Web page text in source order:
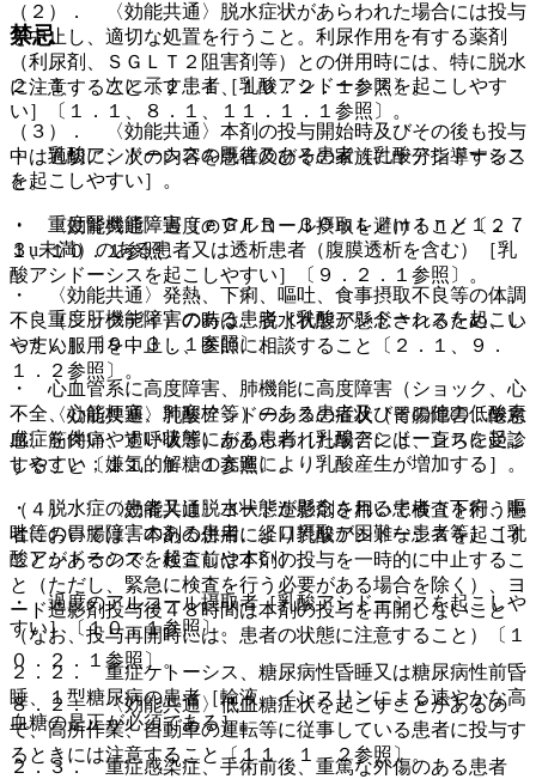
（２）． 〈効能共通〉脱水症状があらわれた場合には投与
を中止し、適切な処置を行うこと。利尿作用を有する薬剤
（利尿剤、ＳＧＬＴ２阻害剤等）との併用時には、特に脱水
に注意すること〔２．１、１０．２．１参照〕。
（３）． 〈効能共通〉本剤の投与開始時及びその後も投与
中は適切に、次の内容を患者及びその家族に十分指導するこ
と。
・ 〈効能共通〉過度のアルコール摂取を避けること〔２．
１、１０．１参照〕。
・ 〈効能共通〉発熱、下痢、嘔吐、食事摂取不良等の体調
不良（シックデイ）の時は、脱水状態が懸念されるため、い
ったん服用を中止し、医師に相談すること〔２．１、９．
１．２参照〕。
・ 〈効能共通〉乳酸アシドーシスの症状（胃腸障害、倦怠
感、筋肉痛、過呼吸等）があらわれた場合には、直ちに受診
すること〔１１．１．１参照〕。
（４）． 〈効能共通〉ヨード造影剤を用いて検査を行う患
者においては、本剤の併用により乳酸アシドーシスを起こす
ことがあるので、検査前は本剤の投与を一時的に中止するこ
と（ただし、緊急に検査を行う必要がある場合を除く）、ヨ
ード造影剤投与後４８時間は本剤の投与を再開しないこと
（なお、投与再開時には、患者の状態に注意すること）〔１
０．２．１参照〕。
８．２． 〈効能共通〉低血糖症状を起こすことがあるの
で、高所作業、自動車の運転等に従事している患者に投与す
るときには注意すること〔１１．１．２参照〕。
禁忌
２．１． 次に示す患者［乳酸アシドーシスを起こしやす
い］〔１．１、８．１、１１．１．１参照〕。
・ 乳酸アシドーシスの既往のある患者［乳酸アシドーシス
を起こしやすい］。
・ 重度腎機能障害（ｅＧＦＲ ３０ｍＬ／ｍｉｎ／１．７
３u未満）のある患者又は透析患者（腹膜透析を含む）［乳
酸アシドーシスを起こしやすい］〔９．２．１参照〕。
・ 重度肝機能障害のある患者［乳酸アシドーシスを起こし
やすい］〔９．３．１参照〕。
・ 心血管系に高度障害、肺機能に高度障害（ショック、心
不全、心筋梗塞、肺塞栓等）のある患者及びその他の低酸素
血症を伴いやすい状態にある患者［乳酸アシドーシスを起こ
しやすい；嫌気的解糖の亢進により乳酸産生が増加する］。
・ 脱水症の患者又は脱水状態が懸念される患者（下痢、嘔
吐等の胃腸障害のある患者、経口摂取が困難な患者等）［乳
酸アシドーシスを起こしやすい］。
・ 過度のアルコール摂取者［乳酸アシドーシスを起こしや
すい］〔１０．１参照〕。
２．２． 重症ケトーシス、糖尿病性昏睡又は糖尿病性前昏
睡、１型糖尿病の患者［輸液、インスリンによる速やかな高
血糖の是正が必須である］。
２．３． 重症感染症、手術前後、重篤な外傷のある患者